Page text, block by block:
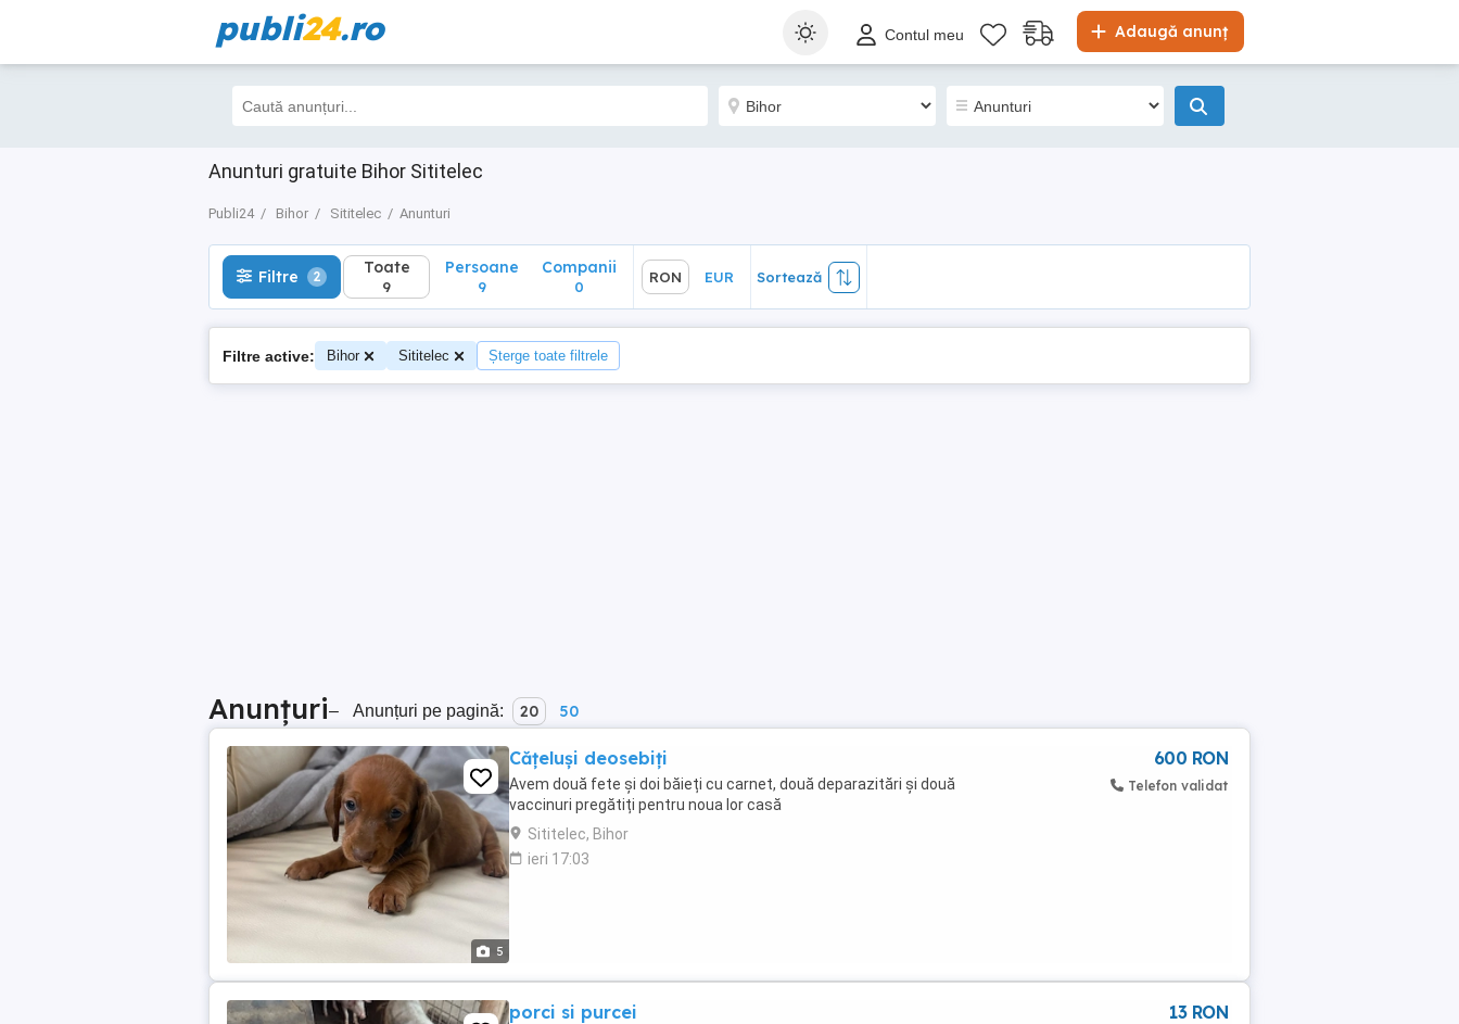
publi24.ro Adaugă anunț
Contul meu
Anunturi gratuite Bihor Sititelec
Publi24 Bihor Sititelec Anunturi
Filtre 2 Toate
9
Sortează
Filtre 2 Toate
9
Persoane
9
Companii
0
RON EUR Sortează
Filtre active: Bihor Sititelec Șterge toate filtrele
Anunțuri– Anunțuri pe pagină: 20 50
5
Cățeluși deosebiți
Avem două fete și doi băieți cu carnet, două deparazitări și două
vaccinuri pregătiți pentru noua lor casă
Sititelec, Bihor
ieri 17:03
600 RON
Telefon validat
porci si purcei 13 RON